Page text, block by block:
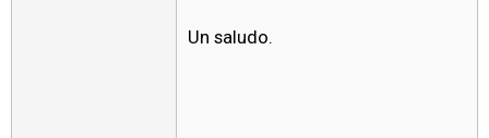
Un saludo.